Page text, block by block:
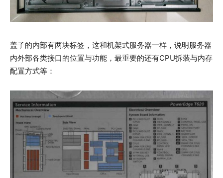
盖子的内部有两块标签，这和机架式服务器一样，说明服务器
内外部各类接口的位置与功能，最重要的还有CPU拆装与内存
配置方式等：